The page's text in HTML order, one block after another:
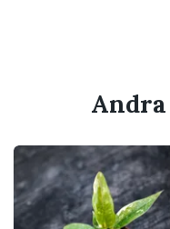
Hylla,
Byrå,
större